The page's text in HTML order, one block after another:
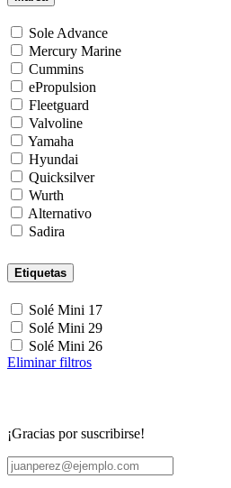
Sole Advance
Mercury Marine
Cummins
ePropulsion
Fleetguard
Valvoline
Yamaha
Hyundai
Quicksilver
Wurth
Alternativo
Sadira
Etiquetas
Solé Mini 17
Solé Mini 29
Solé Mini 26
Eliminar filtros
¡Gracias por suscribirse!